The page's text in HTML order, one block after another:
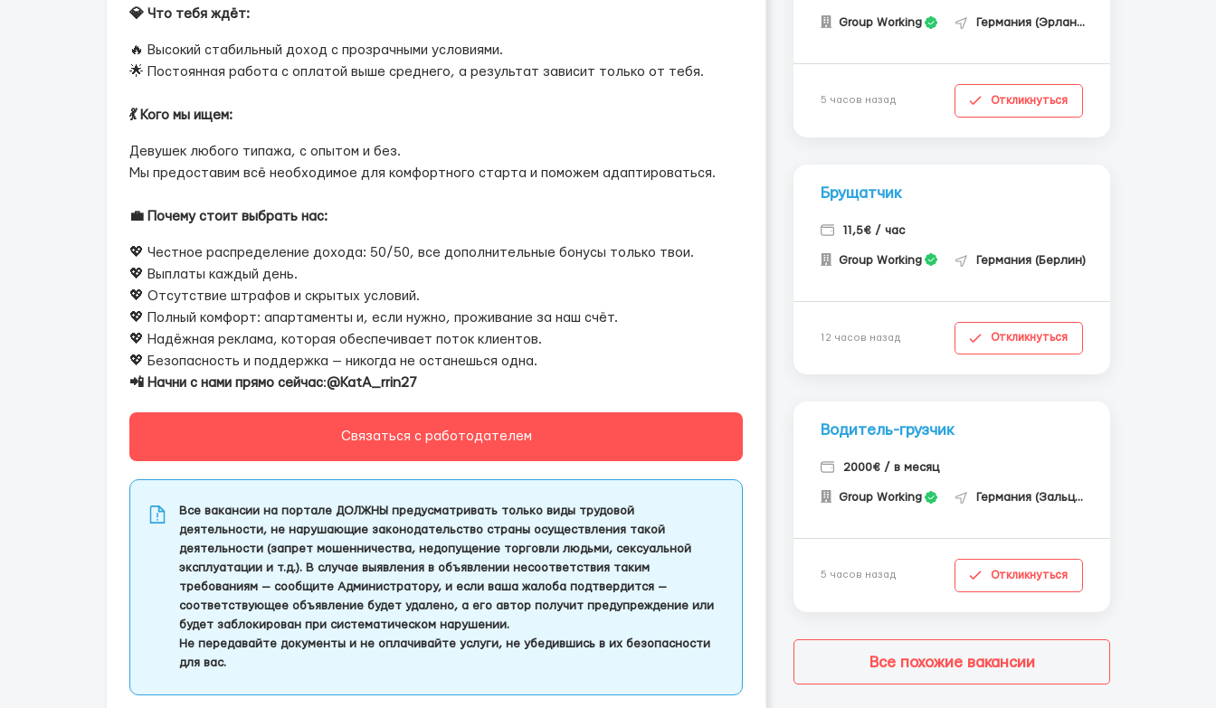
💎 Что тебя ждёт:
🔥 Высокий стабильный доход с прозрачными условиями.
🌟 Постоянная работа с оплатой выше среднего, а результат зависит только от тебя.
💃 Кого мы ищем:
Девушек любого типажа, с опытом и без.
Мы предоставим всё необходимое для комфортного старта и поможем адаптироваться.
💼 Почему стоит выбрать нас:
💖 Честное распределение дохода: 50/50, все дополнительные бонусы только твои.
💖 Выплаты каждый день.
💖 Отсутствие штрафов и скрытых условий.
💖 Полный комфорт: апартаменты и, если нужно, проживание за наш счёт.
💖 Надёжная реклама, которая обеспечивает поток клиентов.
💖 Безопасность и поддержка — никогда не останешься одна.
📲 Начни с нами прямо сейчас:@KatA_rrin27
Связаться с работодателем
Все вакансии на портале ДОЛЖНЫ предусматривать только виды трудовой
деятельности, не нарушающие законодательство страны осуществления такой
деятельности (запрет мошенничества, недопущение торговли людьми, сексуальной
эксплуатации и т.д.). В случае выявления в объявлении несоответствия таким
требованиям — сообщите Администратору, и если ваша жалоба подтвердится —
соответствующее объявление будет удалено, а его автор получит предупреждение или
будет заблокирован при систематическом нарушении.
Не передавайте документы и не оплачивайте услуги, не убедившись в их безопасности
для вас.
Group Working Германия (Эрланген)
5 часов назад Откликнуться
Брущатчик
11,5€ / час
Group Working Германия (Берлин)
12 часов назад Откликнуться
Водитель-грузчик
2000€ / в месяц
Group Working Германия (Зальцгиттер)
5 часов назад Откликнуться
Все похожие вакансии